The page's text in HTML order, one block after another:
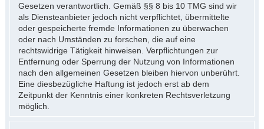
Gesetzen verantwortlich. Gemäß §§ 8 bis 10 TMG sind wir
als Diensteanbieter jedoch nicht verpflichtet, übermittelte
oder gespeicherte fremde Informationen zu überwachen
oder nach Umständen zu forschen, die auf eine
rechtswidrige Tätigkeit hinweisen. Verpflichtungen zur
Entfernung oder Sperrung der Nutzung von Informationen
nach den allgemeinen Gesetzen bleiben hiervon unberührt.
Eine diesbezügliche Haftung ist jedoch erst ab dem
Zeitpunkt der Kenntnis einer konkreten Rechtsverletzung
möglich.